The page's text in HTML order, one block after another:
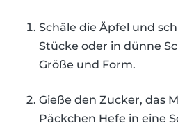
Schäle die Äpfel und
Stücke oder in dünne
Größe und Form.
Gieße den Zucker, das
Päckchen Hefe in eine